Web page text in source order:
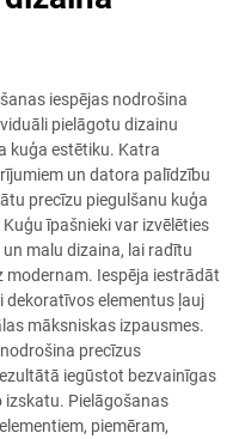
iespējas nodrošina
pielāgotu dizainu
kuģa estētiku. Katra
un datora palīdzību
precīzu piegulšanu kuģa
īpašnieki var izvēlēties
malu dizaina, lai radītu
Iespēja iestrādāt
dekoratīvos elementus ļauj
māksniskas izpausmes.
precīzus
iegūstot bezvainīgas
izskatu. Pielāgošanas
piemēram,